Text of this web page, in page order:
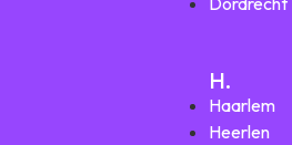
H.
Haarlem
Heerlen